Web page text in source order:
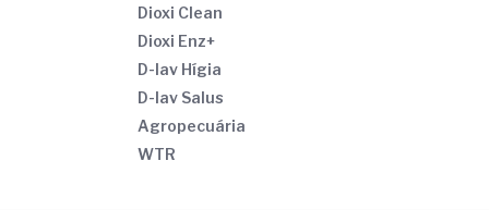
Dioxi Clean
Dioxi Enz+
D-lav Hígia
D-lav Salus
Agropecuária
WTR